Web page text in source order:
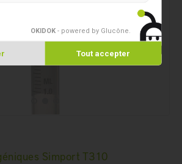
Simport T310
OKIDOK - powered by Glucône.
Tout accepter